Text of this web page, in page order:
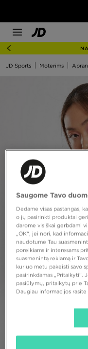
JD Sports Moterims
Saugome Tavo
Dedame visas pastangas,
o jų pasirinkti produktai
darome visiškai gerbdami
„OK“, jei nori, kad
naudotume Tau
poreikiams ir interesams
suasmenintą reklamą ir
kuriuo metu pakeisti savo
pasirinkdamas „Pritaikyti“.
pasiūlymų, pritaikytų prie
Daugiau informacijos rasite